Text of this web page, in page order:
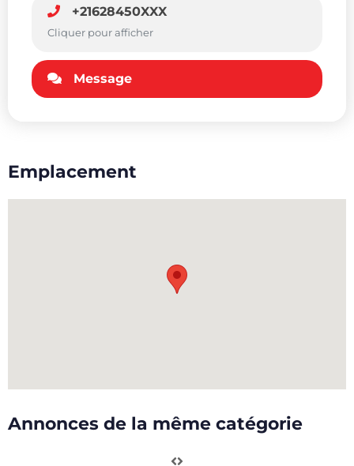
+21628450XXX
Cliquer pour afficher
Message
Emplacement
Annonces de la même catégorie